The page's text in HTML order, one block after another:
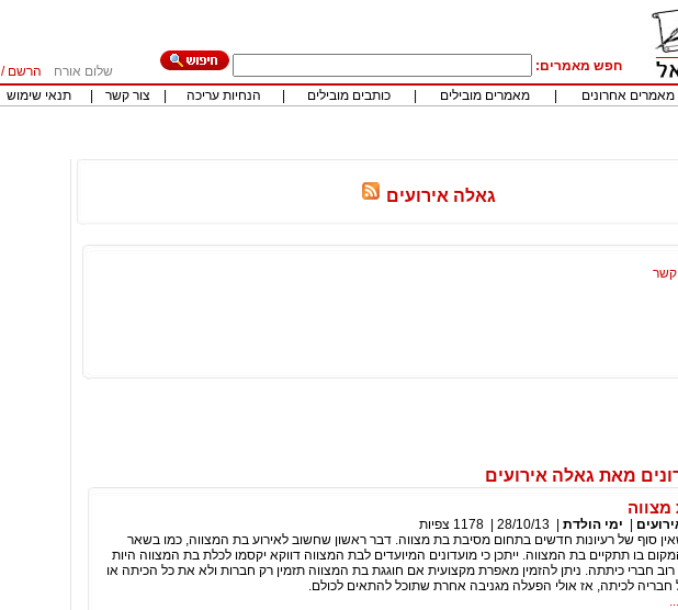
חפש מאמרים: שלום אורח הרשם /
מאמרים אחרונים מאמרים מובילים כותבים מובילים הנחיות עריכה צור קשר תנאי שימוש
גאלה אירועים
קשר
מאת גאלה אירועים
ימי הולדת 28/10/13
1178 צפיות
סוף של רעיונות חדשים בתחום מסיבת בת מצווה. דבר ראשון שחשוב לאירוע בת המצווה, כמו בשאר
בו תתקיים בת המצווה. ייתכן כי מועדונים המיועדים לבת המצווה דווקא יקסמו לכלת בת המצווה היות
רוב חברי כיתתה. ניתן להזמין מאפרת מקצועית אם חוגגת בת המצווה תזמין רק חברות ולא את כל הכיתה או
לכיתה, אז אולי הפעלה מגניבה אחרת שתוכל להתאים לכולם.